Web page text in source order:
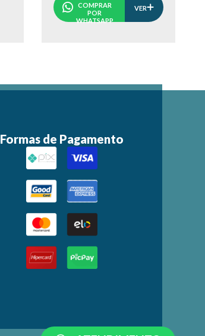
COMPRAR
POR
WHATSAPP
VER
Formas de Pagamento